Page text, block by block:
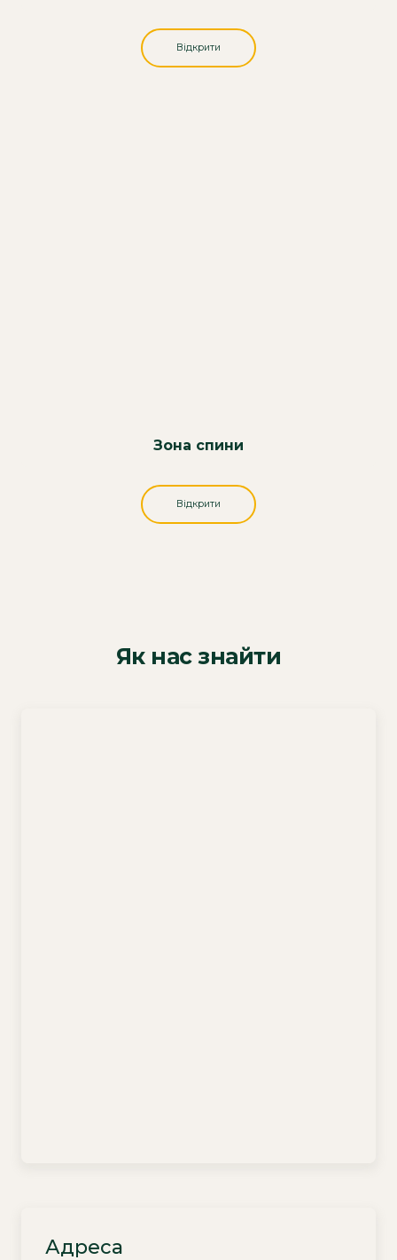
Відкрити
Зона спини
Відкрити
Як нас знайти
Адреса